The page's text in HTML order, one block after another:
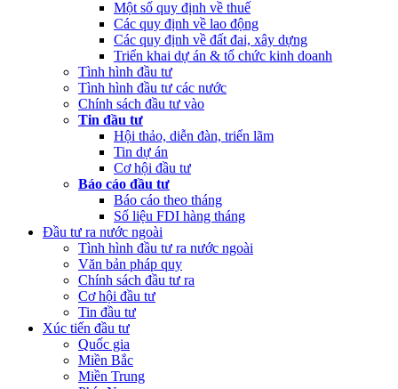
Một số quy định về thuế
Các quy định về lao động
Các quy định về đất đai, xây dựng
Triển khai dự án & tổ chức kinh doanh
Tình hình đầu tư
Tình hình đầu tư các nước
Chính sách đầu tư vào
Tin đầu tư
Hội thảo, diễn đàn, triển lãm
Tin dự án
Cơ hội đầu tư
Báo cáo đầu tư
Báo cáo theo tháng
Số liệu FDI hàng tháng
Đầu tư ra nước ngoài
Tình hình đầu tư ra nước ngoài
Văn bản pháp quy
Chính sách đầu tư ra
Cơ hội đầu tư
Tin đầu tư
Xúc tiến đầu tư
Quốc gia
Miền Bắc
Miền Trung